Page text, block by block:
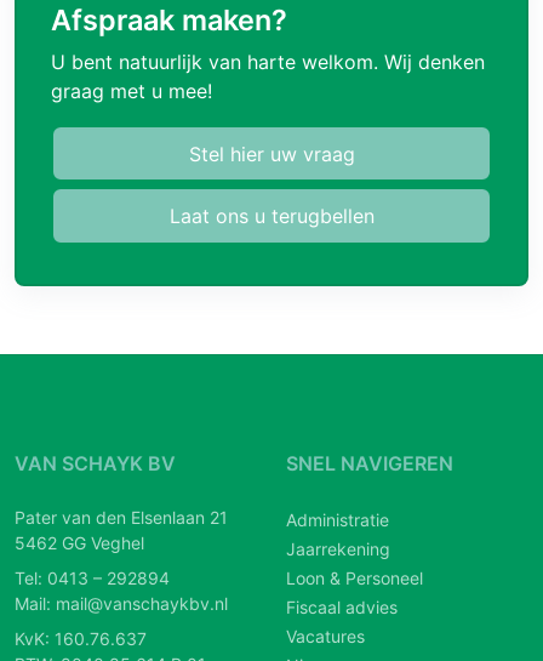
Afspraak maken?
U bent natuurlijk van harte welkom. Wij denken
graag met u mee!
Stel hier uw vraag
Laat ons u terugbellen
VAN SCHAYK BV
Pater van den Elsenlaan 21
5462 GG Veghel
Tel: 0413 – 292894
Mail: mail@vanschaykbv.nl
KvK: 160.76.637
SNEL NAVIGEREN
Administratie
Jaarrekening
Loon & Personeel
Fiscaal advies
Vacatures